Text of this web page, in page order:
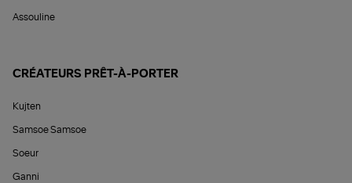
Assouline
CRÉATEURS PRÊT-À-PORTER
Kujten
Samsoe Samsoe
Soeur
Ganni